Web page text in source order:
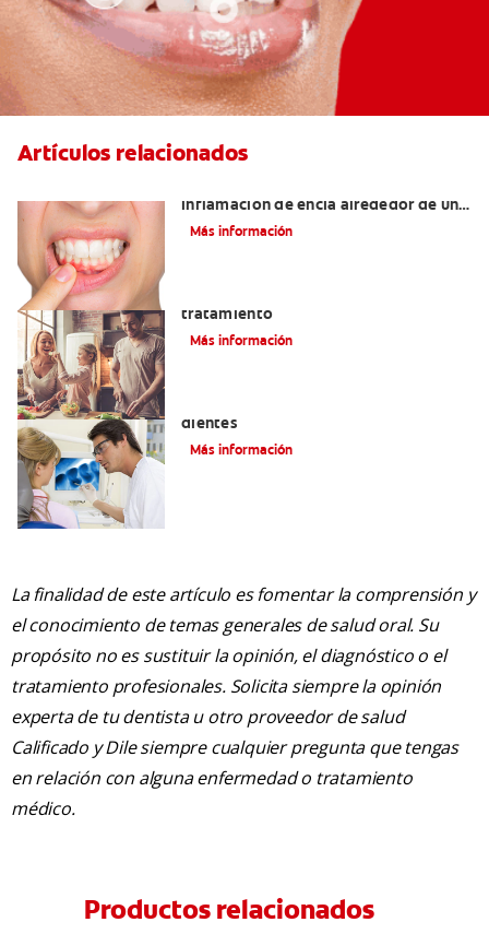
Artículos relacionados
inflamación de encía alrededor de un
diente?
Más información
tratamiento
Más información
dientes
Más información
La finalidad de este artículo es fomentar la comprensión y
el conocimiento de temas generales de salud oral. Su
propósito no es sustituir la opinión, el diagnóstico o el
tratamiento profesionales. Solicita siempre la opinión
experta de tu dentista u otro proveedor de salud
Calificado y Dile siempre cualquier pregunta que tengas
en relación con alguna enfermedad o tratamiento
médico.
Productos relacionados